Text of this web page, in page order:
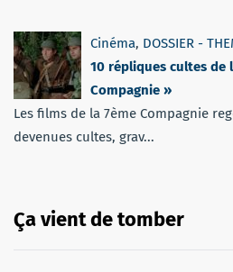
Cinéma, DOSSIER -
10 répliques cultes de
Compagnie »
Les films de la 7ème Compagnie
devenues cultes, grav...
Ça vient de tomber